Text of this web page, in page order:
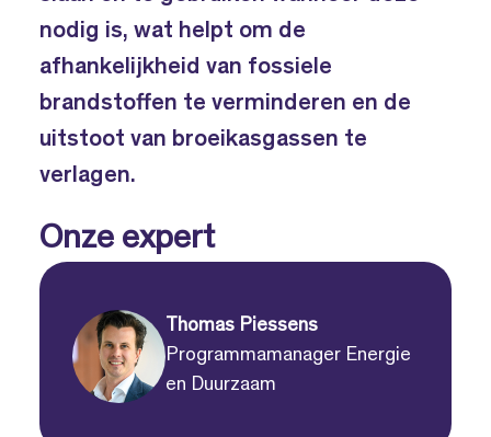
nodig is, wat helpt om de
afhankelijkheid van fossiele
brandstoffen te verminderen en de
uitstoot van broeikasgassen te
verlagen.
Onze expert
Thomas Piessens
Programmamanager Energie
en Duurzaam